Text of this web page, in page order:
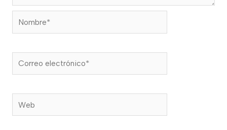
Nombre*
Correo
electrónico*
Web